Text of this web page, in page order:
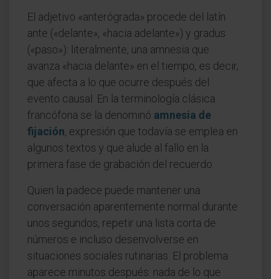
El adjetivo «anterógrada» procede del latín
ante («delante», «hacia adelante») y gradus
(«paso»): literalmente, una amnesia que
avanza «hacia delante» en el tiempo, es decir,
que afecta a lo que ocurre después del
evento causal. En la terminología clásica
francófona se la denominó amnesia de
fijación, expresión que todavía se emplea en
algunos textos y que alude al fallo en la
primera fase de grabación del recuerdo.
Quien la padece puede mantener una
conversación aparentemente normal durante
unos segundos, repetir una lista corta de
números e incluso desenvolverse en
situaciones sociales rutinarias. El problema
aparece minutos después: nada de lo que